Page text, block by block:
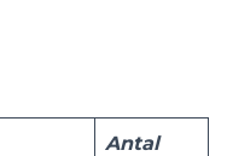
Antal